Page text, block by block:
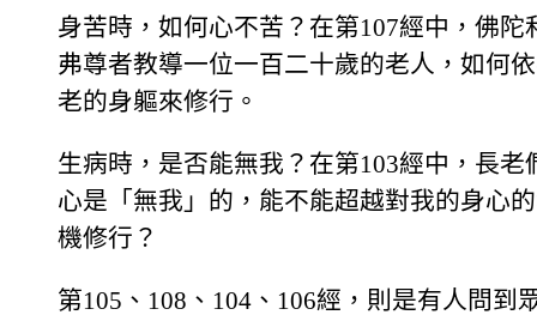
身苦時，如何心不苦？在第107經中，佛陀
弗尊者教導一位一百二十歲的老人，如何
老的身軀來修行。
生病時，是否能無我？在第103經中，長
心是「無我」的，能不能超越對我的身心
機修行？
第105、108、104、106經，則是有人問到